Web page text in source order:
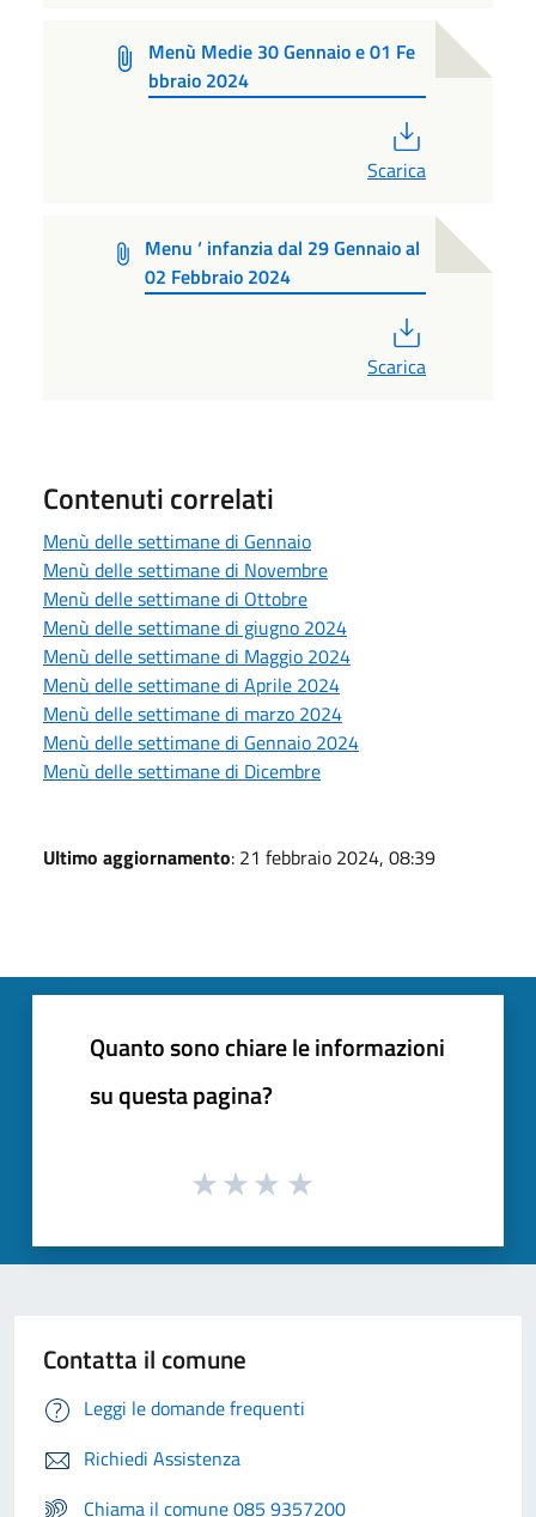
Menù Medie 30 Gennaio e 01 Fe
bbraio 2024
Scarica
Menu ‘ infanzia dal 29 Gennaio al
02 Febbraio 2024
Scarica
Contenuti correlati
Menù delle settimane di Gennaio
Menù delle settimane di Novembre
Menù delle settimane di Ottobre
Menù delle settimane di giugno 2024
Menù delle settimane di Maggio 2024
Menù delle settimane di Aprile 2024
Menù delle settimane di marzo 2024
Menù delle settimane di Gennaio 2024
Menù delle settimane di Dicembre
Ultimo aggiornamento: 21 febbraio 2024, 08:39
Quanto sono chiare le informazioni
su questa pagina?
Contatta il comune
Leggi le domande frequenti
Richiedi Assistenza
Chiama il comune 085 9357200